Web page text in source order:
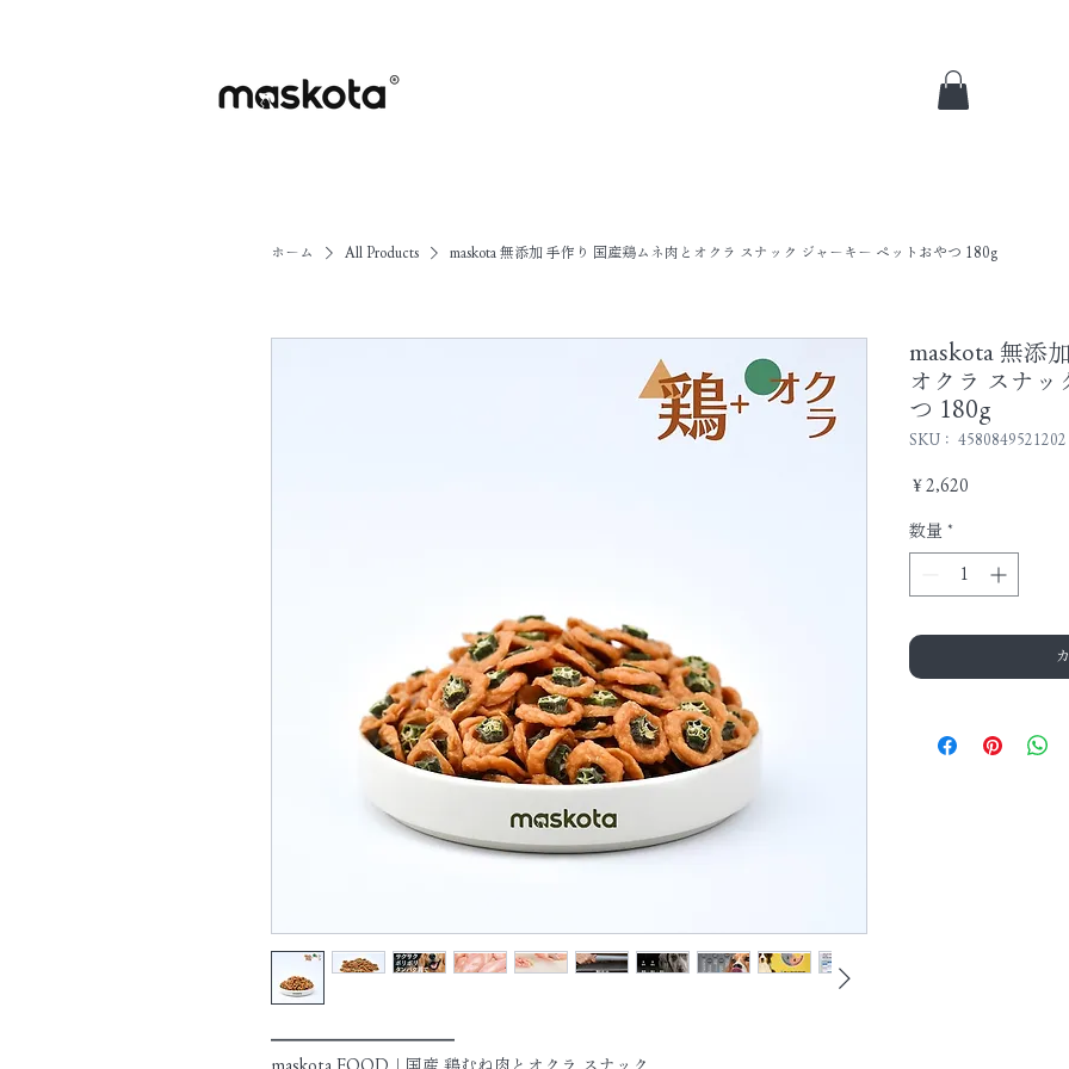
ホーム All Products maskota 無添加 手作り 国産鶏ムネ肉とオクラ スナック ジャーキー ペットおやつ 180g
━━━━━━━━━━━
maskota 無添
オクラ スナッ
つ 180g
SKU： 4580849521202
￥2,620
数量 *